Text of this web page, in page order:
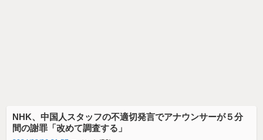
NHK、中国人スタッフの不適切発言でアナウンサーが５分
間の謝罪「改めて調査する」